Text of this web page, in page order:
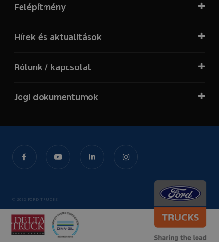
Felépítmény
Hírek és aktualitások
Rólunk / kapcsolat
Jogi dokumentumok
© 2022 FORD TRUCKS